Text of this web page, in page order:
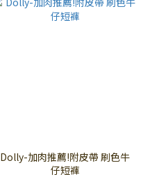
Dolly-加肉推薦!附皮帶 刷色牛
仔短褲